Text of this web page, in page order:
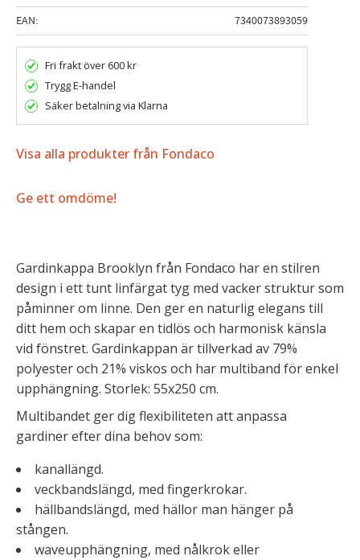
EAN
7340073893059
Fri frakt över 600 kr
Trygg E-handel
Säker betalning via Klarna
Visa alla produkter från Fondaco
Ge ett omdöme!
Gardinkappa Brooklyn från Fondaco har en stilren
design i ett tunt linfärgat tyg med vacker struktur som
påminner om linne. Den ger en naturlig elegans till
ditt hem och skapar en tidlös och harmonisk känsla
vid fönstret. Gardinkappan är tillverkad av 79%
polyester och 21% viskos och har multiband för enkel
upphängning. Storlek: 55x250 cm.
Multibandet ger dig flexibiliteten att anpassa
gardiner efter dina behov som:
kanallängd.
veckbandslängd, med fingerkrokar.
hällbandslängd, med hällor man hänger på
stången.
waveupphängning, med nålkrok eller